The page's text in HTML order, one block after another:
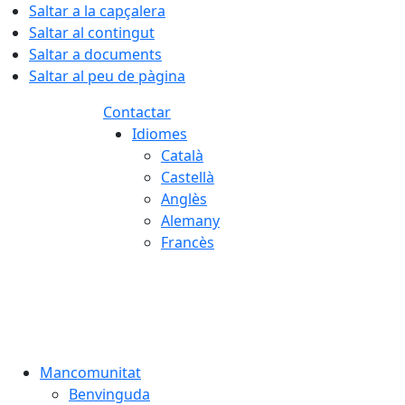
Saltar a la capçalera
Saltar al contingut
Saltar a documents
Saltar al peu de pàgina
Contactar
Idiomes
Català
Castellà
Anglès
Alemany
Francès
Mancomunitat
Benvinguda